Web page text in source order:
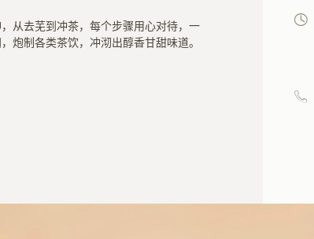
从去芜到冲茶，每个步骤用心对待，一
炮制各类茶饮，冲沏出醇香甘甜味道。